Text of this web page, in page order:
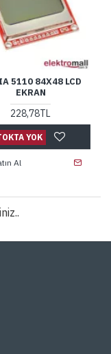
5110 84X48 LCD
EKRAN
228,78TL
YOK
Al